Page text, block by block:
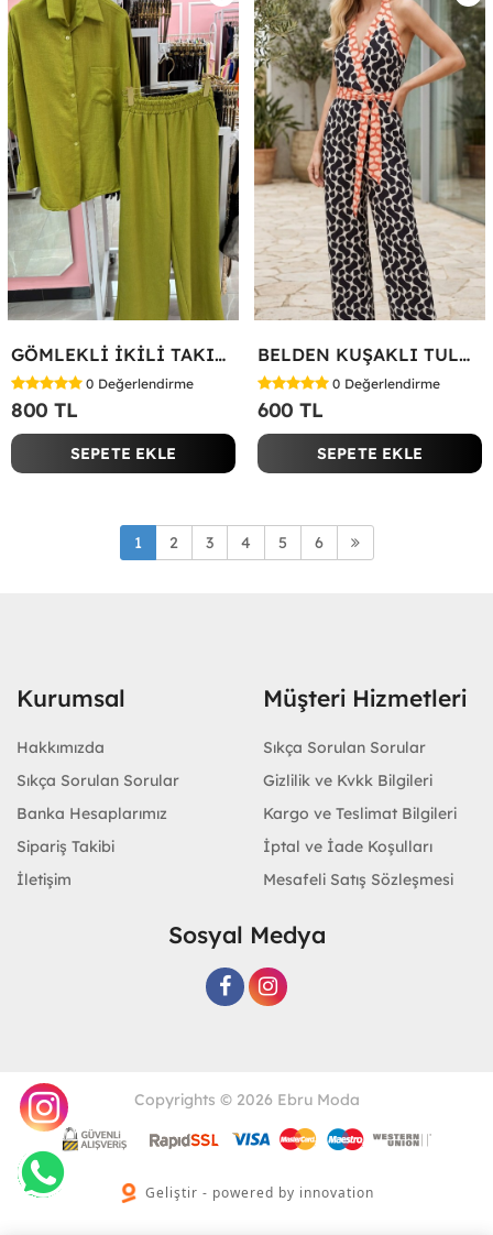
GÖMLEKLİ İKİLİ TAKIM Yeşil
0 Değerlendirme
800 TL
SEPETE EKLE
BELDEN KUŞAKLI TULUM Siyah
0 Değerlendirme
600 TL
SEPETE EKLE
1 2 3 4 5 6
Kurumsal
Hakkımızda
Sıkça Sorulan Sorular
Banka Hesaplarımız
Sipariş Takibi
İletişim
Müşteri Hizmetleri
Sıkça Sorulan Sorular
Gizlilik ve Kvkk Bilgileri
Kargo ve Teslimat Bilgileri
İptal ve İade Koşulları
Mesafeli Satış Sözleşmesi
Sosyal Medya
Copyrights © 2026 Ebru Moda
Geliştir - powered by innovation